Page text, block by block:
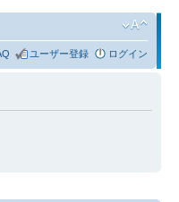
ユーザー登録 ログイン